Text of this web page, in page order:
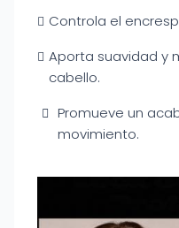
Controla el
Aporta suavidad y
cabello.
Promueve un
movimiento.